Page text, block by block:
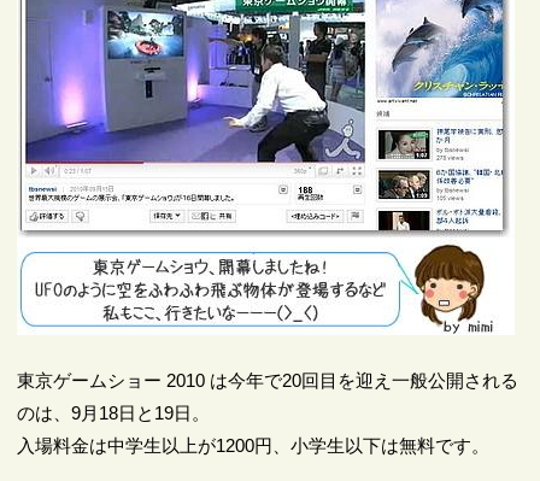
東京ゲームショー 2010 は今年で20回目を迎え一般公開される
のは、9月18日と19日。
入場料金は中学生以上が1200円、小学生以下は無料です。